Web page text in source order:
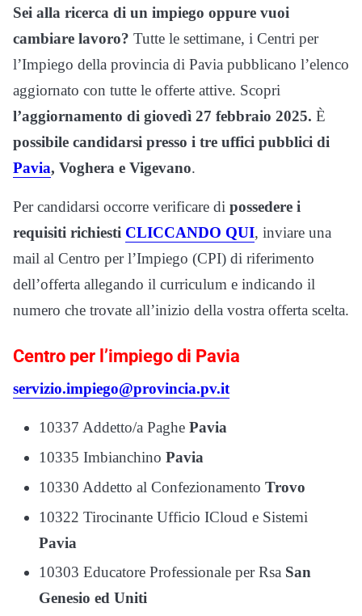
Sei alla ricerca di un impiego oppure vuoi
cambiare lavoro? Tutte le settimane, i Centri per
l’Impiego della provincia di Pavia pubblicano l’elenco
aggiornato con tutte le offerte attive. Scopri
l’aggiornamento di giovedì 27 febbraio 2025. È
possibile candidarsi presso i tre uffici pubblici di
Pavia, Voghera e Vigevano.
Per candidarsi occorre verificare di possedere i
requisiti richiesti CLICCANDO QUI, inviare una
mail al Centro per l’Impiego (CPI) di riferimento
dell’offerta allegando il curriculum e indicando il
numero che trovate all’inizio della vostra offerta scelta.
Centro per l’impiego di Pavia
servizio.impiego@provincia.pv.it
10337 Addetto/a Paghe Pavia
10335 Imbianchino Pavia
10330 Addetto al Confezionamento Trovo
10322 Tirocinante Ufficio ICloud e Sistemi
Pavia
10303 Educatore Professionale per Rsa San
Genesio ed Uniti